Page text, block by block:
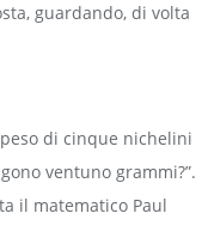
guardando, di volta
di cinque nichelini
ventuno grammi?”.
il matematico Paul